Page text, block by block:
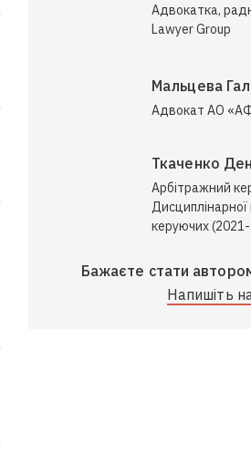
Адвокатка,
Lawyer Group
Мальцева
Адвокат АО
Ткаченко
Арбітражний
Дисциплінарної
керуючих
Бажаєте стати
Напишіть